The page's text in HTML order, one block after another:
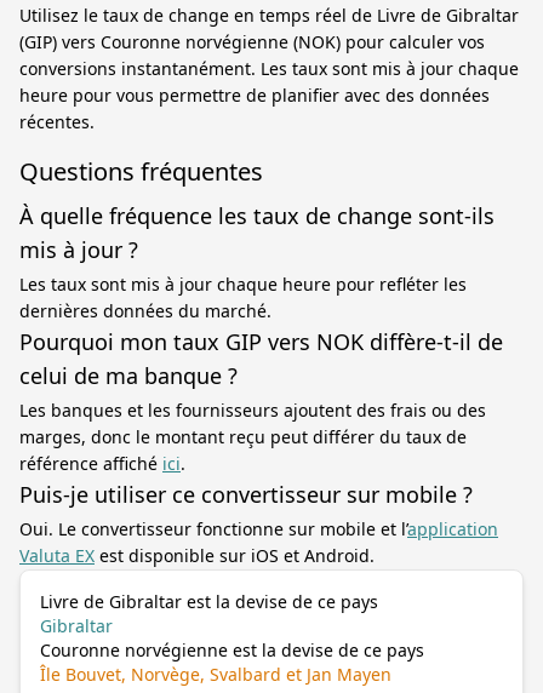
Utilisez le taux de change en temps réel de Livre de Gibraltar
(GIP) vers Couronne norvégienne (NOK) pour calculer vos
conversions instantanément. Les taux sont mis à jour chaque
heure pour vous permettre de planifier avec des données
récentes.
Questions fréquentes
À quelle fréquence les taux de change sont-ils
mis à jour ?
Les taux sont mis à jour chaque heure pour refléter les
dernières données du marché.
Pourquoi mon taux GIP vers NOK diffère-t-il de
celui de ma banque ?
Les banques et les fournisseurs ajoutent des frais ou des
marges, donc le montant reçu peut différer du taux de
référence affiché ici.
Puis-je utiliser ce convertisseur sur mobile ?
Oui. Le convertisseur fonctionne sur mobile et l’application
Valuta EX est disponible sur iOS et Android.
Livre de Gibraltar est la devise de ce pays
Gibraltar
Couronne norvégienne est la devise de ce pays
Île Bouvet, Norvège, Svalbard et Jan Mayen